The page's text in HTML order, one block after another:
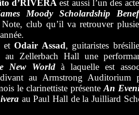
d’RIVERA est aussi l’un des
Moody Scholardship
club qu’il va retrouver
et Odair Assad, guitaristes
au Zellerbach Hall une
New Worldà laquelle est
au Armstrong Auditorium
le clarinettiste présente An
au Paul Hall de la Juilliard